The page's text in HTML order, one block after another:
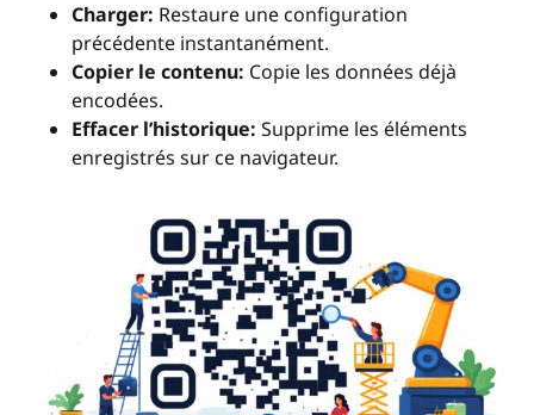
Charger: Restaure une configuration
précédente instantanément.
Copier le contenu: Copie les données déjà
encodées.
Effacer l’historique: Supprime les éléments
enregistrés sur ce navigateur.